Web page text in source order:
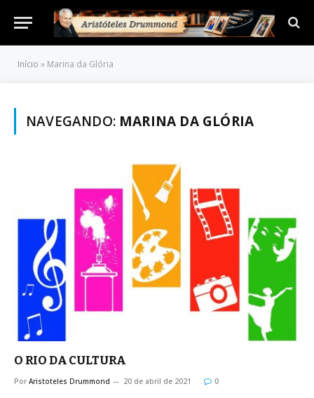
Início » Marina da Glória
NAVEGANDO: MARINA DA GLÓRIA
O RIO DA CULTURA
Por Aristoteles Drummond 20 de abril de 2021 0